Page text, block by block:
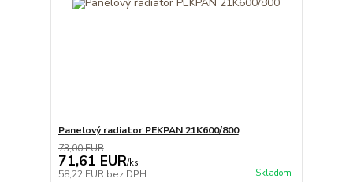
Panelový radiator PEKPAN 21K600/800
73,00 EUR
71,61 EUR/ks
58,22 EUR bez DPH Skladom